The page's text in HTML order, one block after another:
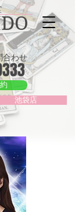
合わせ
池袋店